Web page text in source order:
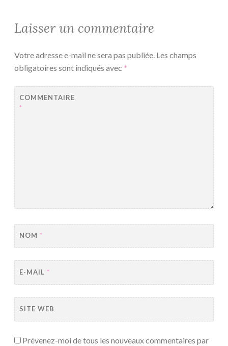
Laisser un commentaire
Votre adresse e-mail ne sera pas publiée. Les champs
obligatoires sont indiqués avec *
COMMENTAIRE
*
NOM *
E-MAIL *
SITE WEB
Prévenez-moi de tous les nouveaux commentaires par